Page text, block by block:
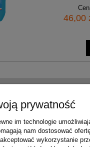
46,00
Płatności i dostawa
prywatność
im technologie
nam dostosować
wykorzystanie